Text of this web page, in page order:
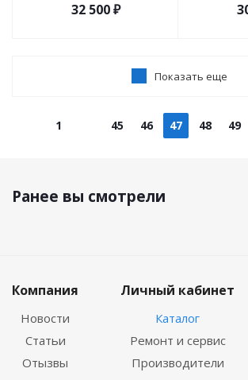
32 500₽
Показать еще
1 45 46 47 48 49
Ранее вы смотрели
Компания
Новости
Статьи
Отызвы
Личный кабинет
Каталог
Ремонт и сервис
Производители